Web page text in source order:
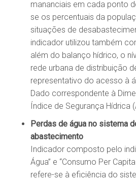
mananciais em cada ponto
se os percentuais da
situações de
indicador utilizou também
além do balanço hídrico, o
rede urbana de distribuição
representativo do acesso à
Dado correspondente à
Índice de Segurança Hídrica
Perdas de água no sistema
abastecimento
Indicador composto pelo
Água” e “Consumo Per
refere-se à eficiência do